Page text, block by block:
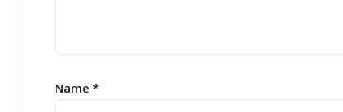
Name *